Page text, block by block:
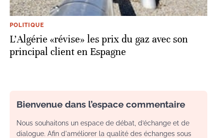
POLITIQUE
L'Algérie «révise» les prix du gaz avec son
principal client en Espagne
Bienvenue dans l’espace commentaire
Nous souhaitons un espace de débat, d’échange et de
dialogue. Afin d'améliorer la qualité des échanges sous